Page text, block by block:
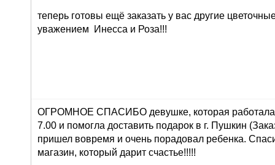
теперь готовы ещё заказать у вас другие
уважением Инесса и Роза!!!
ОГРОМНОЕ СПАСИБО девушке, которая работала
7.00 и помогла доставить подарок в г. Пушкин
пришел вовремя и очень порадовал ребенка.
магазин, который дарит счастье!!!!!